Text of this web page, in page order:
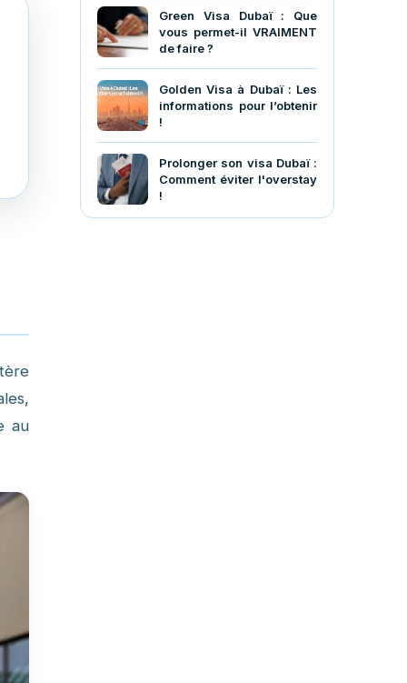
au
Green Visa Dubaï : Que
vous permet-il VRAIMENT
de faire ?
Golden Visa à Dubaï : Les
informations pour l’obtenir
!
Prolonger son visa Dubaï :
Comment éviter l'overstay
!